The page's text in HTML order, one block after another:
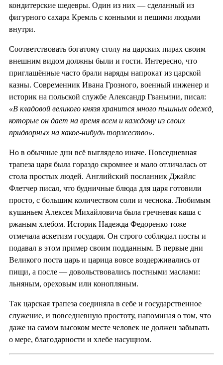
кондитерские шедевры. Один из них — сделанный из
фигурного сахара Кремль с конными и пешими людьми
внутри.
Соответствовать богатому столу на царских пирах своим
внешним видом должны были и гости. Интересно, что
приглашённые часто брали наряды напрокат из царской
казны. Современник Ивана Грозного, военный инженер и
историк на польской службе Александр Гваньини, писал:
«В кладовой великого князя хранится много пышных одежд,
которые он дает на время всем и каждому из своих
придворных на какое-нибудь торжество».
Но в обычные дни всё выглядело иначе. Повседневная
трапеза царя была гораздо скромнее и мало отличалась от
стола простых людей. Английский посланник Джайлс
Флетчер писал, что будничные блюда для царя готовили
просто, с большим количеством соли и чеснока. Любимым
кушаньем Алексея Михайловича была гречневая каша с
ржаным хлебом. Историк Надежда Федоренко тоже
отмечала аскетизм государя. Он строго соблюдал посты и
подавал в этом пример своим подданным. В первые дни
Великого поста царь и царица вовсе воздерживались от
пищи, а после — довольствовались постными маслами:
льняным, ореховым или конопляным.
Так царская трапеза соединяла в себе и государственное
служение, и повседневную простоту, напоминая о том, что
даже на самом высоком месте человек не должен забывать
о мере, благодарности и хлебе насущном.